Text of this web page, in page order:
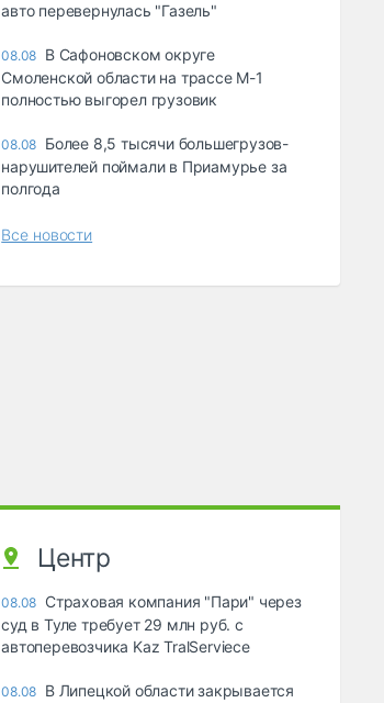
авто перевернулась "Газель"
08.08 В Сафоновском округе
Смоленской области на трассе М-1
полностью выгорел грузовик
08.08 Более 8,5 тысячи большегрузов-
нарушителей поймали в Приамурье за
полгода
Все новости
Центр
08.08 Страховая компания "Пари" через
суд в Туле требует 29 млн руб. с
автоперевозчика Kaz TralServiece
08.08 В Липецкой области закрывается